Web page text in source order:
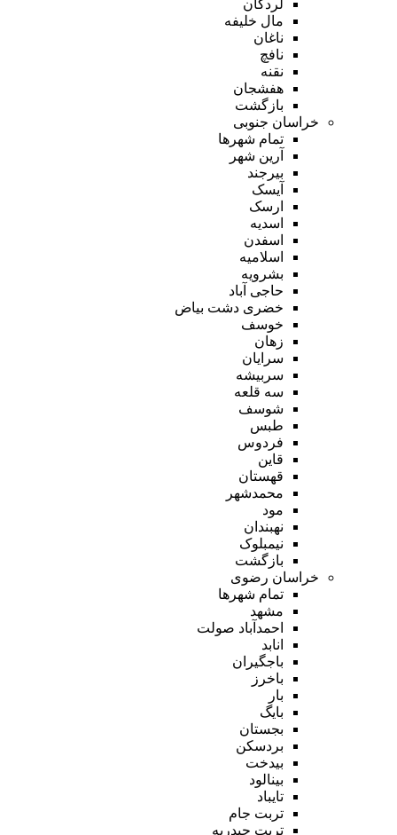
لردگان
مال خلیفه
ناغان
نافچ
نقنه
هفشجان
بازگشت
خراسان جنوبی
تمام شهر‌ها
آرین شهر
بیرجند
آیسک
ارسک
اسدیه
اسفدن
اسلامیه
بشرویه
حاجی آباد
خضری دشت بیاض
خوسف
زهان
سرایان
سربیشه
سه قلعه
شوسف
طبس
فردوس
قاین
قهستان
محمدشهر
مود
نهبندان
نیمبلوک
بازگشت
خراسان رضوی
تمام شهر‌ها
مشهد
احمدآباد صولت
انابد
باجگیران
باخرز
بار
بایگ
بجستان
بردسکن
بیدخت
بینالود
تایباد
تربت جام
تربت حیدریه